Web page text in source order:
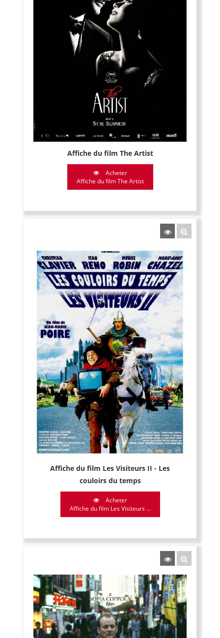
Affiche du film The Artist
Acheter
Affiche du film The Artist
Affiche du film Les Visiteurs II - Les
couloirs du temps
Acheter
Affiche du film Les Visiteurs ...